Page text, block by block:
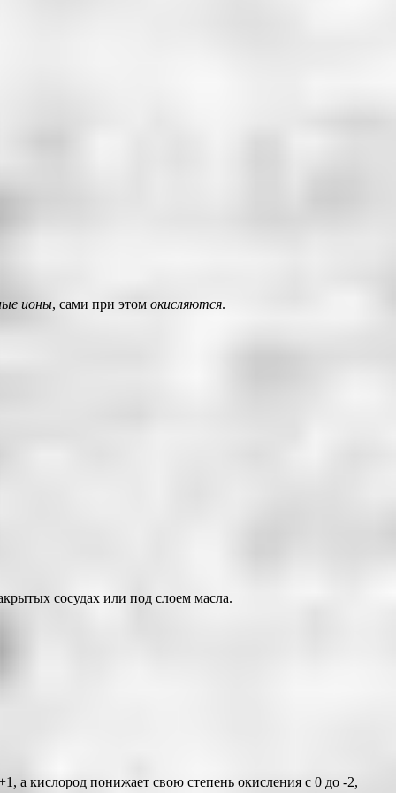
ионы, сами при этом окисляются.
сосудах или под слоем масла.
а кислород понижает свою степень окисления с 0 до -2,